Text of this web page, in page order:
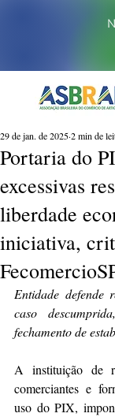
Portaria do
excessivas
liberdade
iniciativa,
29 de jan. de 20252 min de
Entidade defende
caso
fechamento de
A instituição de
comerciantes e
uso do PIX,